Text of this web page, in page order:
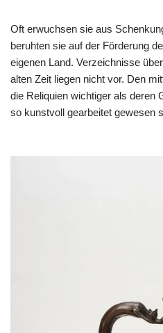
Oft erwuchsen sie aus
beruhten sie auf der Förderung
eigenen Land. Verzeichnisse
alten Zeit liegen nicht vor. Den
die Reliquien wichtiger als deren
so kunstvoll gearbeitet gewesen